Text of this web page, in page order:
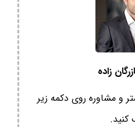
زاده
و مشاوره روی دکمه زیر
کنید.